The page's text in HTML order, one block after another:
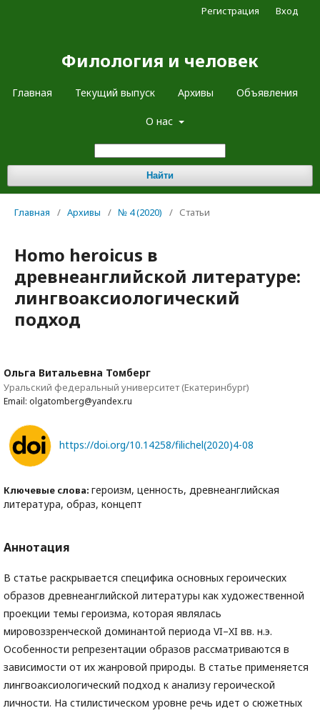
Филология и человек
Главная Текущий выпуск Архивы Объявления
О нас
Найти
Регистрация Вход
Главная / Архивы / № 4 (2020) / Статьи
Homo heroicus в
древнеанглийской литературе:
лингвоаксиологический
подход
Ольга Витальевна Томберг
Уральский федеральный университет (Екатеринбург)
Email: olgatomberg@yandex.ru
https://doi.org/10.14258/filichel(2020)4-08
Ключевые слова: героизм, ценность, древнеанглийская
литература, образ, концепт
Аннотация
В статье раскрывается специфика основных героических
образов древнеанглийской литературы как художественной
проекции темы героизма, которая являлась
мировоззренческой доминантой периода VI–XI вв. н.э.
Особенности репрезентации образов рассматриваются в
зависимости от их жанровой природы. В статье применяется
лингвоаксиологический подход к анализу героической
личности. На стилистическом уровне речь идет о сюжетных